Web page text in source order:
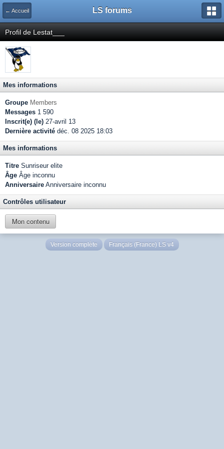
← Accueil LS forums
Profil de Lestat___
Mes informations
Groupe Members
Messages 1 590
Inscrit(e) (le) 27-avril 13
Dernière activité déc. 08 2025 18:03
Mes informations
Titre Sunriseur elite
Âge Âge inconnu
Anniversaire Anniversaire inconnu
Contrôles utilisateur
Mon contenu
Version complète Français (France) LS v4